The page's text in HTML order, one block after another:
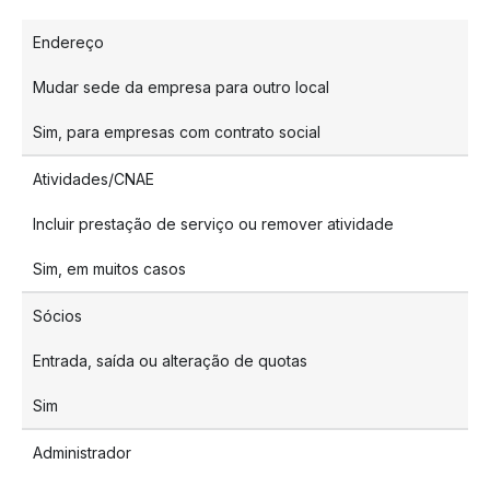
Endereço
Mudar sede da empresa para outro local
Sim, para empresas com contrato social
Atividades/CNAE
Incluir prestação de serviço ou remover atividade
Sim, em muitos casos
Sócios
Entrada, saída ou alteração de quotas
Sim
Administrador